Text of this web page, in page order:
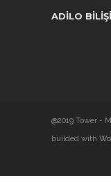
ADILO
@2019 Tower -
builded with